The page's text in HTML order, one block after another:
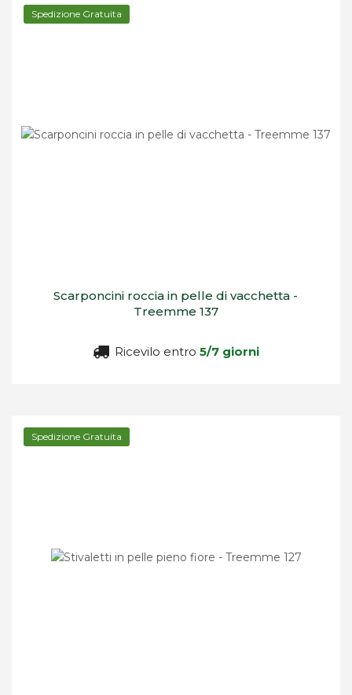
Spedizione Gratuita
Scarponcini roccia in pelle di vacchetta -
Treemme 137
Ricevilo entro 5/7 giorni
Spedizione Gratuita